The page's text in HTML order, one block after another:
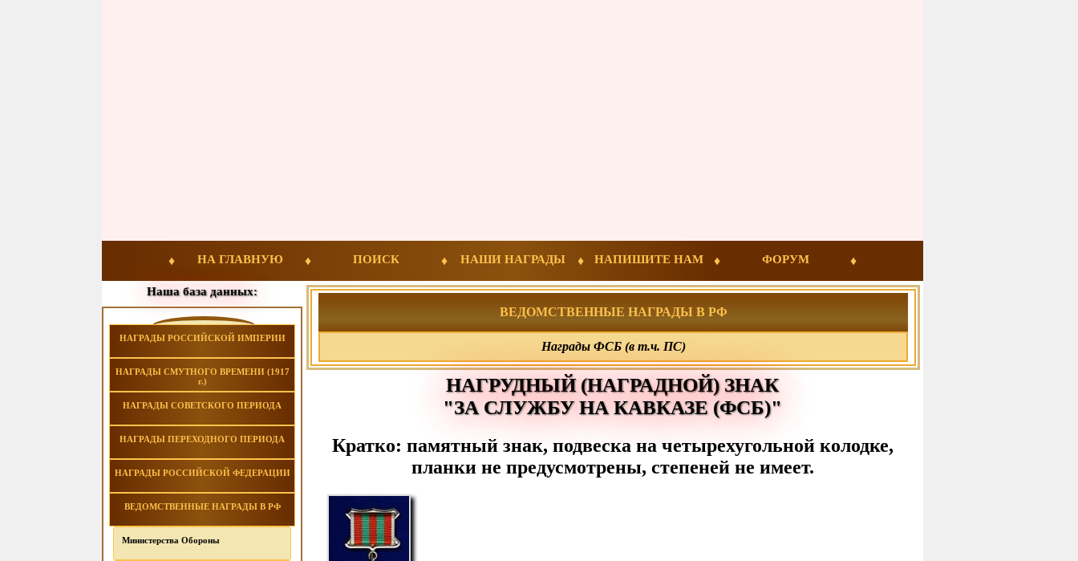
НА ГЛАВНУЮ ПОИСК НАШИ НАГРАДЫ НАПИШИТЕ НАМ ФОРУМ
Наша база данных:
НАГРАДЫ РОССИЙСКОЙ ИМПЕРИИ
НАГРАДЫ СМУТНОГО ВРЕМЕНИ (1917
г.)
НАГРАДЫ СОВЕТСКОГО ПЕРИОДА
НАГРАДЫ ПЕРЕХОДНОГО ПЕРИОДА
НАГРАДЫ РОССИЙСКОЙ ФЕДЕРАЦИИ
ВЕДОМСТВЕННЫЕ НАГРАДЫ В РФ
Министерства Обороны
ВЕДОМСТВЕННЫЕ НАГРАДЫ В РФ
Награды ФСБ (в т.ч. ПС)
НАГРУДНЫЙ (НАГРАДНОЙ) ЗНАК
"ЗА СЛУЖБУ НА КАВКАЗЕ (ФСБ)"
Кратко: памятный знак, подвеска на четырехугольной колодке,
планки не предусмотрены, степеней не имеет.